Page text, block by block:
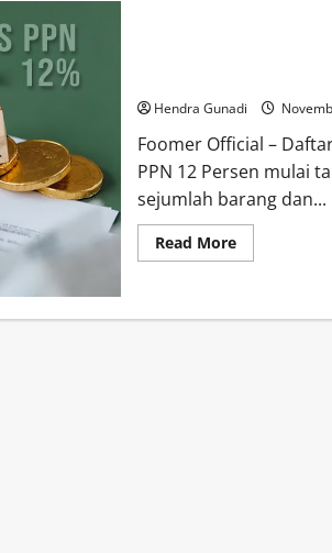
Hendra Gunadi
Foomer Official –
PPN 12 Persen mulai
sejumlah barang dan...
Read MoreRead
more
dan